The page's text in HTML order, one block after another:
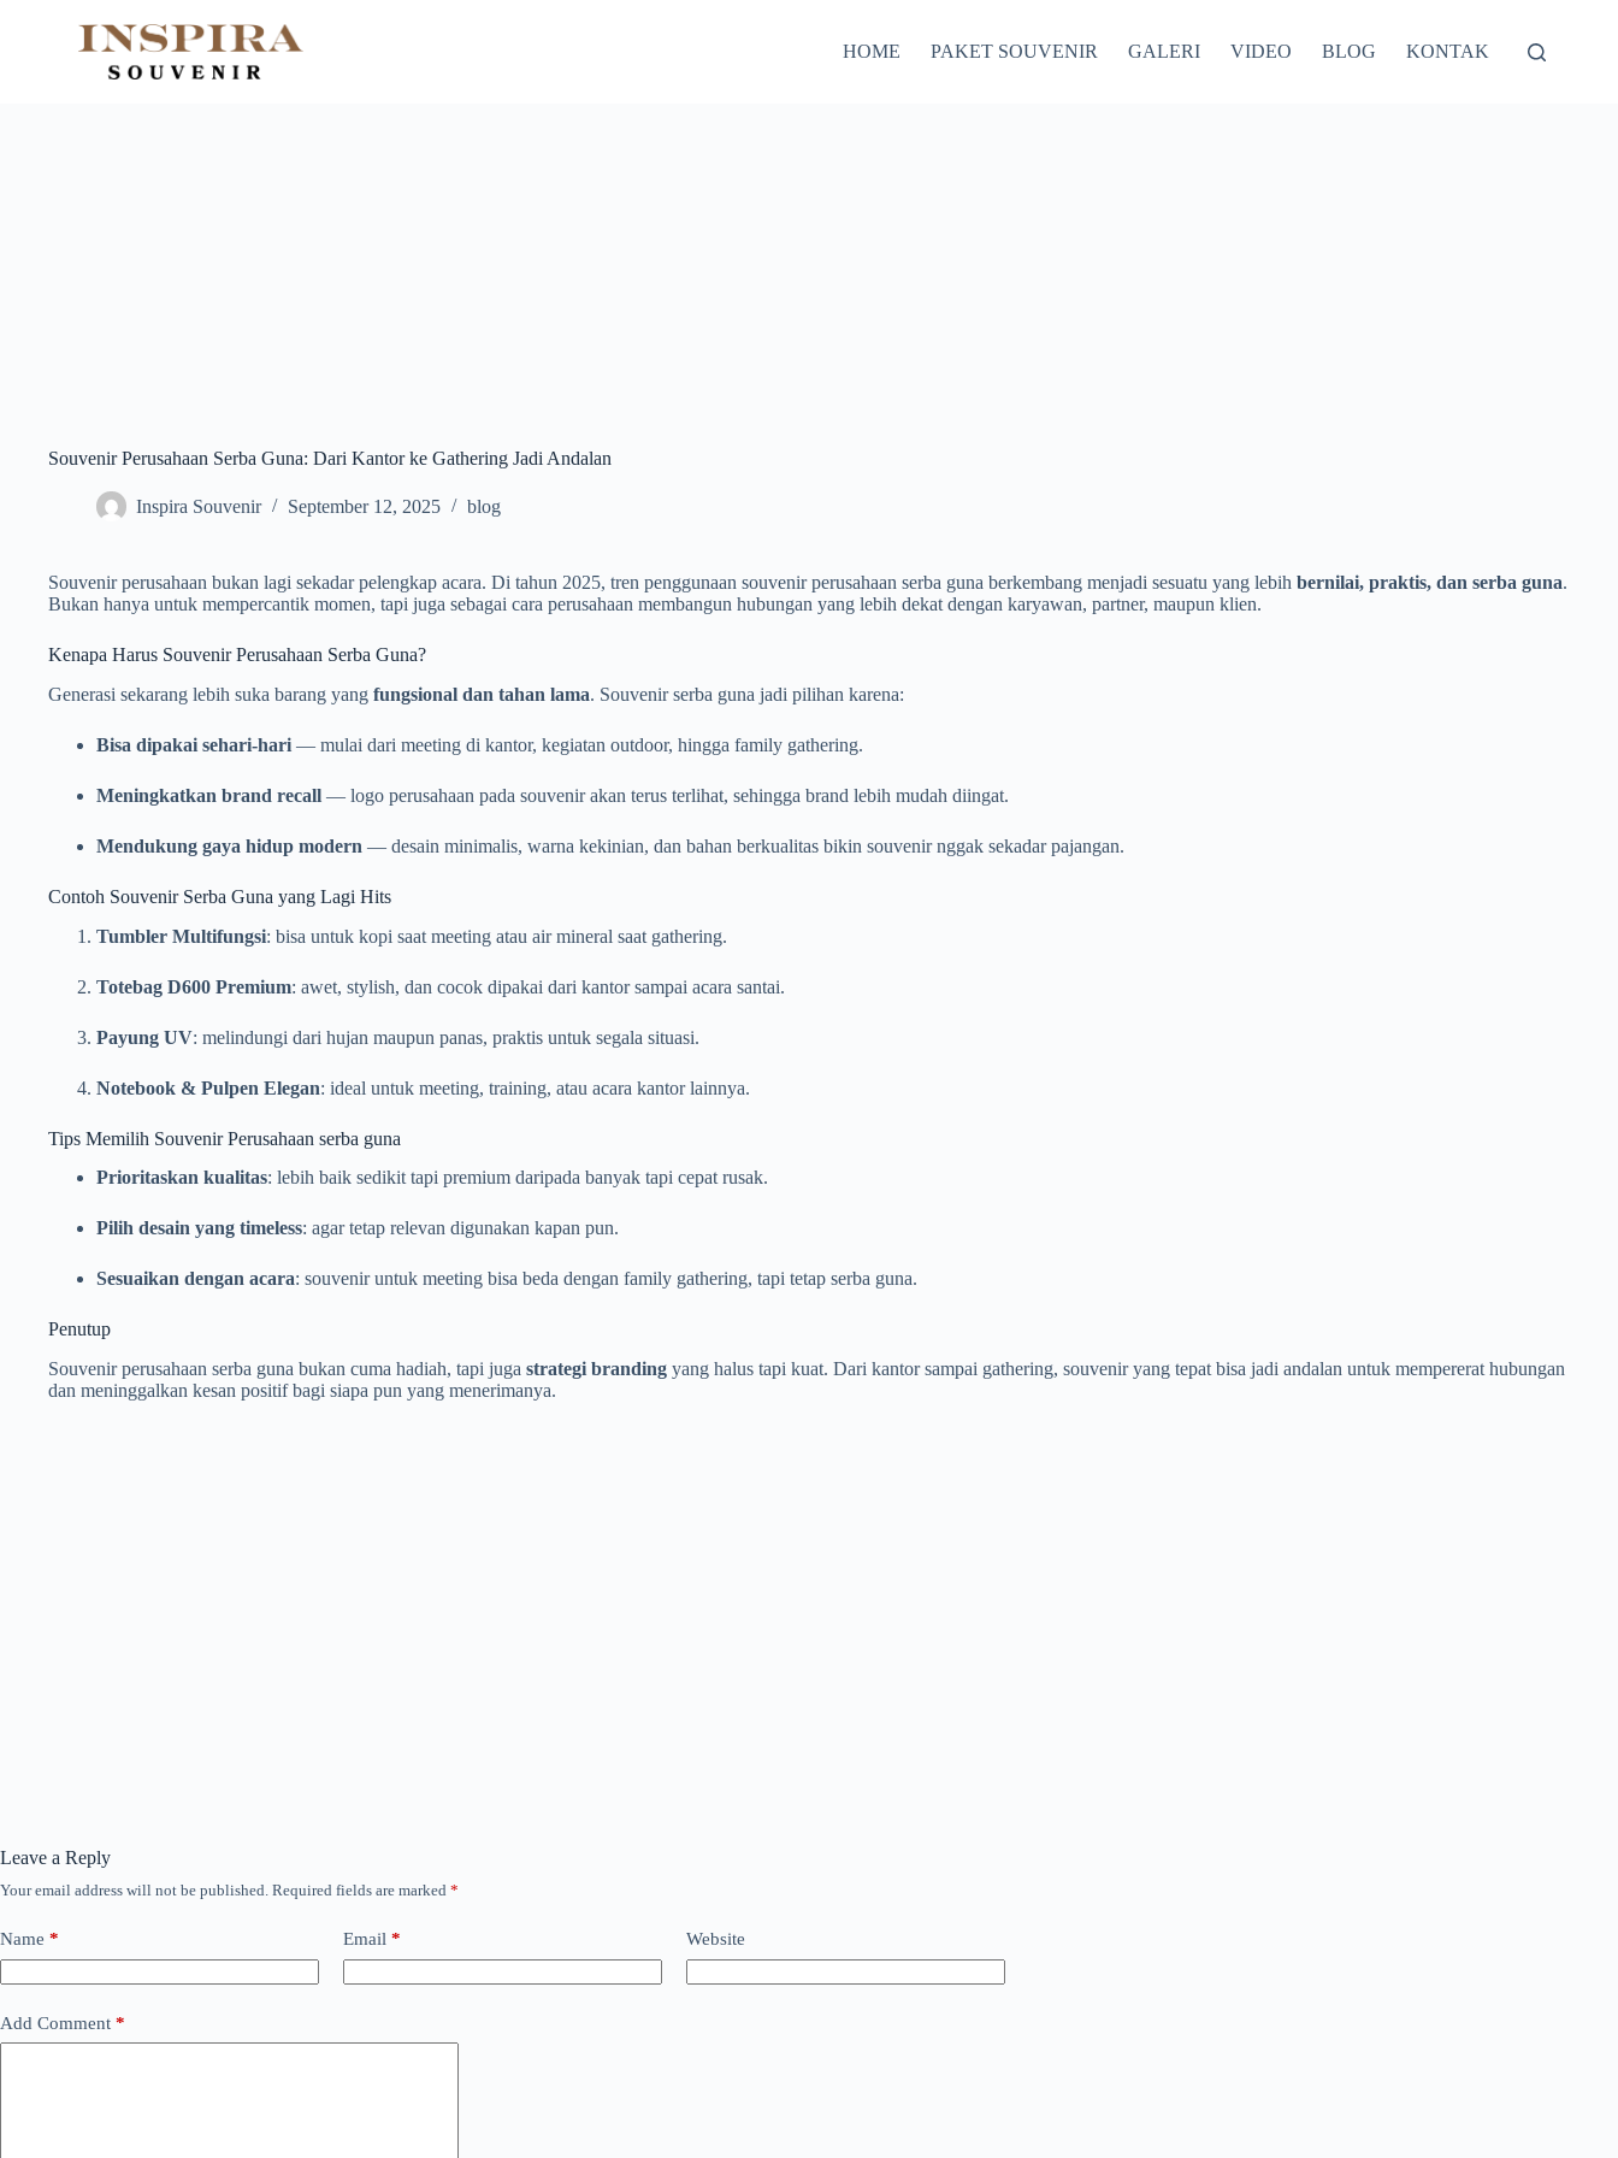
HOME PAKET SOUVENIR GALERI VIDEO BLOG KONTAK
Souvenir Perusahaan Serba Guna: Dari Kantor ke Gathering Jadi Andalan
Inspira Souvenir September 12, 2025 blog
Souvenir perusahaan bukan lagi sekadar pelengkap acara. Di tahun 2025, tren penggunaan souvenir perusahaan serba guna berkembang menjadi sesuatu yang lebih bernilai, praktis, dan serba guna.
Bukan hanya untuk mempercantik momen, tapi juga sebagai cara perusahaan membangun hubungan yang lebih dekat dengan karyawan, partner, maupun klien.
Kenapa Harus Souvenir Perusahaan Serba Guna?
Generasi sekarang lebih suka barang yang fungsional dan tahan lama. Souvenir serba guna jadi pilihan karena:
Bisa dipakai sehari-hari — mulai dari meeting di kantor, kegiatan outdoor, hingga family gathering.
Meningkatkan brand recall — logo perusahaan pada souvenir akan terus terlihat, sehingga brand lebih mudah diingat.
Mendukung gaya hidup modern — desain minimalis, warna kekinian, dan bahan berkualitas bikin souvenir nggak sekadar pajangan.
Contoh Souvenir Serba Guna yang Lagi Hits
Tumbler Multifungsi: bisa untuk kopi saat meeting atau air mineral saat gathering.
Totebag D600 Premium: awet, stylish, dan cocok dipakai dari kantor sampai acara santai.
Payung UV: melindungi dari hujan maupun panas, praktis untuk segala situasi.
Notebook & Pulpen Elegan: ideal untuk meeting, training, atau acara kantor lainnya.
Tips Memilih Souvenir Perusahaan serba guna
Prioritaskan kualitas: lebih baik sedikit tapi premium daripada banyak tapi cepat rusak.
Pilih desain yang timeless: agar tetap relevan digunakan kapan pun.
Sesuaikan dengan acara: souvenir untuk meeting bisa beda dengan family gathering, tapi tetap serba guna.
Penutup
Souvenir perusahaan serba guna bukan cuma hadiah, tapi juga strategi branding yang halus tapi kuat. Dari kantor sampai gathering, souvenir yang tepat bisa jadi andalan untuk mempererat hubungan
dan meninggalkan kesan positif bagi siapa pun yang menerimanya.
Leave a Reply
Your email address will not be published. Required fields are marked *
Name * Email * Website
Add Comment *